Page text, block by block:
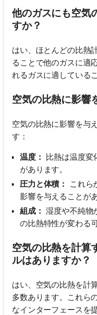
他のガスにも空気
すか？
はい、ほとんどの比熱
ることで他のガスに適
れるガスに適している
空気の比熱に影響
空気の比熱に影響を与
す：
温度： 比熱は温度変
があります。
圧力と体積：
これら
影響を与えることが
組成： 湿度や不純物
の比熱特性が変わる
空気の比熱を計算
ルはありますか？
はい、空気の比熱を計
多数あります。これら
なインターフェースを